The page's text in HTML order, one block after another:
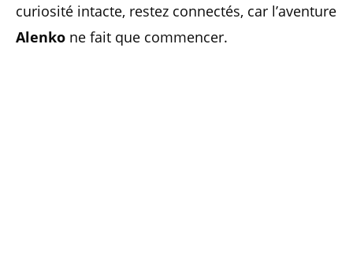
curiosité intacte, restez connectés, car l’aventure
Alenko ne fait que commencer.